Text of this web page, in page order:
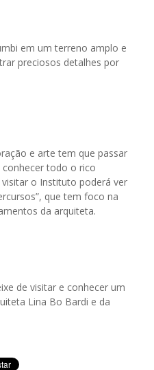
em um terreno amplo e
preciosos detalhes por
e arte tem que passar
todo o rico
o Instituto poderá ver
que tem foco na
da arquiteta.
de visitar e conhecer um
Lina Bo Bardi e da